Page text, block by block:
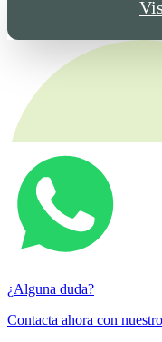
¿Alguna duda?
Contacta ahora con